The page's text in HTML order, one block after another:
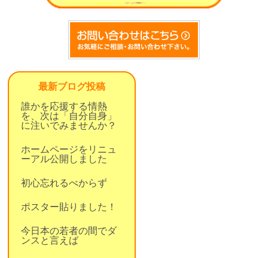
最新ブログ投稿
誰かを応援する情熱
を、次は「自分自身」
に注いでみませんか？
ホームページをリニュ
ーアル公開しました
初心忘れるべからず
ポスター貼りました！
今日本の若者の間でダ
ンスと言えば